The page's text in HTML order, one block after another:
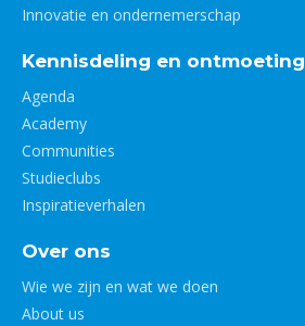
Innovatie en ondernemerschap
Kennisdeling en ontmoeting
Agenda
Academy
Communities
Studieclubs
Inspiratieverhalen
Over ons
Wie we zijn en wat we doen
About us